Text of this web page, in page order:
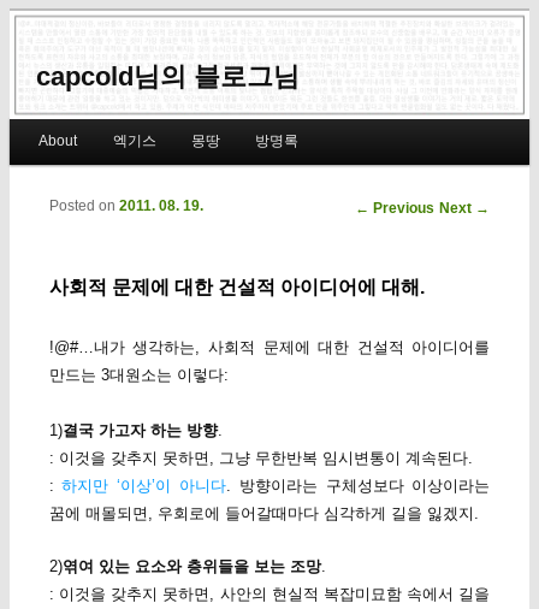
capcold님의 블로그님
Skip to primary content
Skip to secondary content
About 엑기스 몽땅 방명록
Post navigation
← Previous Next →
사회적 문제에 대한 건설적 아이디어에 대해.
Posted on 2011. 08. 19.
!@#…내가 생각하는, 사회적 문제에 대한 건설적 아이디어를
만드는 3대원소는 이렇다:
1)결국 가고자 하는 방향.
: 이것을 갖추지 못하면, 그냥 무한반복 임시변통이 계속된다.
:하지만 ‘이상’이 아니다 . 방향이라는 구체성보다 이상이라는
꿈에 매몰되면, 우회로에 들어갈때마다 심각하게 길을 잃겠지.
2)엮여 있는 요소와 층위들을 보는 조망.
: 이것을 갖추지 못하면, 사안의 현실적 복잡미묘함 속에서 길을